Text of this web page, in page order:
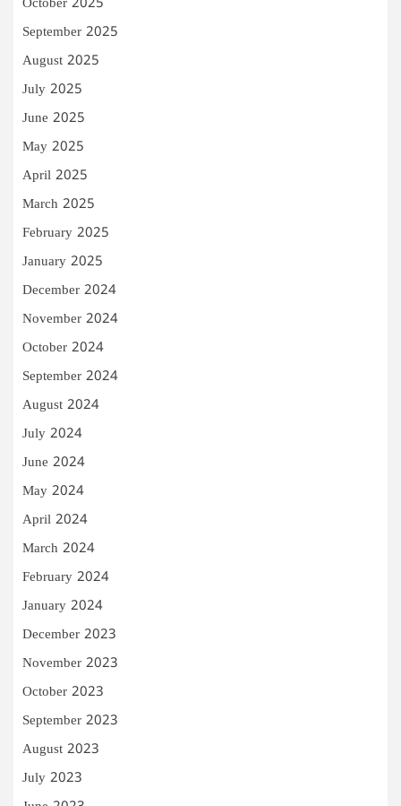
October 2025
September 2025
August 2025
July 2025
June 2025
May 2025
April 2025
March 2025
February 2025
January 2025
December 2024
November 2024
October 2024
September 2024
August 2024
July 2024
June 2024
May 2024
April 2024
March 2024
February 2024
January 2024
December 2023
November 2023
October 2023
September 2023
August 2023
July 2023